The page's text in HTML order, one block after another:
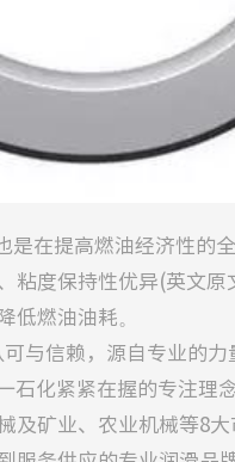
在提高燃油经济性的
粘度保持性优异(英文
燃油油耗。
信赖，源自专业的力
化紧紧在握的专注理
及矿业、农业机械等8